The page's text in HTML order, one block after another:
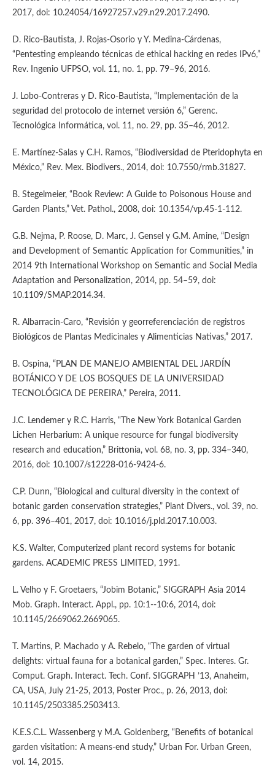
2017, doi: 10.24054/16927257.v29.n29.2017.2490.
D. Rico-Bautista, J. Rojas-Osorio y Y. Medina-Cárdenas,
“Pentesting empleando técnicas de ethical hacking en redes IPv6,”
Rev. Ingenio UFPSO, vol. 11, no. 1, pp. 79–96, 2016.
J. Lobo-Contreras y D. Rico-Bautista, “Implementación de la
seguridad del protocolo de internet versión 6,” Gerenc.
Tecnológica Informática, vol. 11, no. 29, pp. 35–46, 2012.
E. Martínez-Salas y C.H. Ramos, “Biodiversidad de Pteridophyta en
México,” Rev. Mex. Biodivers., 2014, doi: 10.7550/rmb.31827.
B. Stegelmeier, “Book Review: A Guide to Poisonous House and
Garden Plants,” Vet. Pathol., 2008, doi: 10.1354/vp.45-1-112.
G.B. Nejma, P. Roose, D. Marc, J. Gensel y G.M. Amine, “Design
and Development of Semantic Application for Communities,” in
2014 9th International Workshop on Semantic and Social Media
Adaptation and Personalization, 2014, pp. 54–59, doi:
10.1109/SMAP.2014.34.
R. Albarracin-Caro, “Revisión y georreferenciación de registros
Biológicos de Plantas Medicinales y Alimenticias Nativas,” 2017.
B. Ospina, “PLAN DE MANEJO AMBIENTAL DEL JARDÍN
BOTÁNICO Y DE LOS BOSQUES DE LA UNIVERSIDAD
TECNOLÓGICA DE PEREIRA,” Pereira, 2011.
J.C. Lendemer y R.C. Harris, “The New York Botanical Garden
Lichen Herbarium: A unique resource for fungal biodiversity
research and education,” Brittonia, vol. 68, no. 3, pp. 334–340,
2016, doi: 10.1007/s12228-016-9424-6.
C.P. Dunn, “Biological and cultural diversity in the context of
botanic garden conservation strategies,” Plant Divers., vol. 39, no.
6, pp. 396–401, 2017, doi: 10.1016/j.pld.2017.10.003.
K.S. Walter, Computerized plant record systems for botanic
gardens. ACADEMIC PRESS LIMITED, 1991.
L. Velho y F. Groetaers, “Jobim Botanic,” SIGGRAPH Asia 2014
Mob. Graph. Interact. Appl., pp. 10:1--10:6, 2014, doi:
10.1145/2669062.2669065.
T. Martins, P. Machado y A. Rebelo, “The garden of virtual
delights: virtual fauna for a botanical garden,” Spec. Interes. Gr.
Comput. Graph. Interact. Tech. Conf. SIGGRAPH ’13, Anaheim,
CA, USA, July 21-25, 2013, Poster Proc., p. 26, 2013, doi:
10.1145/2503385.2503413.
K.E.S.C.L. Wassenberg y M.A. Goldenberg, “Benefits of botanical
garden visitation: A means-end study,” Urban For. Urban Green,
vol. 14, 2015.